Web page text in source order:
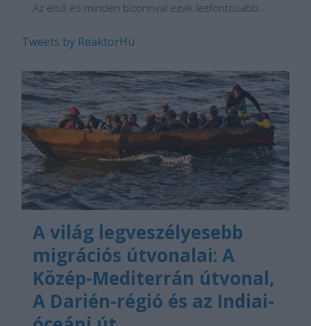
Az első és minden bizonnyal egyik legfontosabb...
Tweets by ReaktorHu
A világ legveszélyesebb
migrációs útvonalai: A
Közép-Mediterrán útvonal,
A Darién-régió és az Indiai-